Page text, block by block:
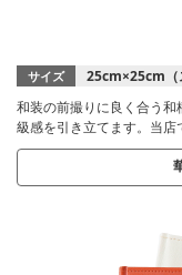
サイズ
25cm×25cm（
和装の前撮りに良く合う
級感を引き立てます。当店